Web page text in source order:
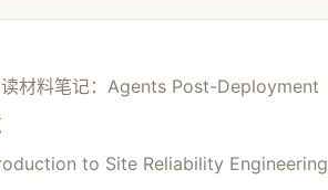
材料笔记：Agents Post-Deployment
to Site Reliability Engineering